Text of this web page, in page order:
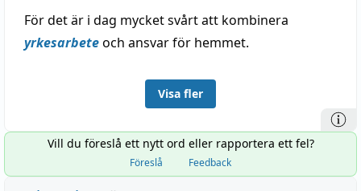
För det är i dag mycket svårt att kombinera
yrkesarbeteoch ansvar för hemmet.
Visa fler
Vill du föreslå ett nytt ord eller rapportera ett fel?
Föreslå Feedback